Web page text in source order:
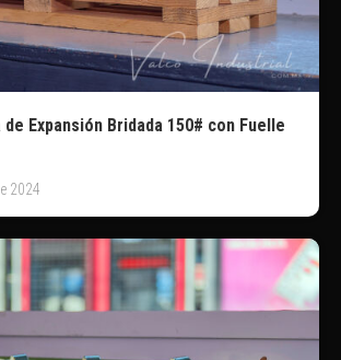
de Expansión Bridada 150# con Fuelle
2024